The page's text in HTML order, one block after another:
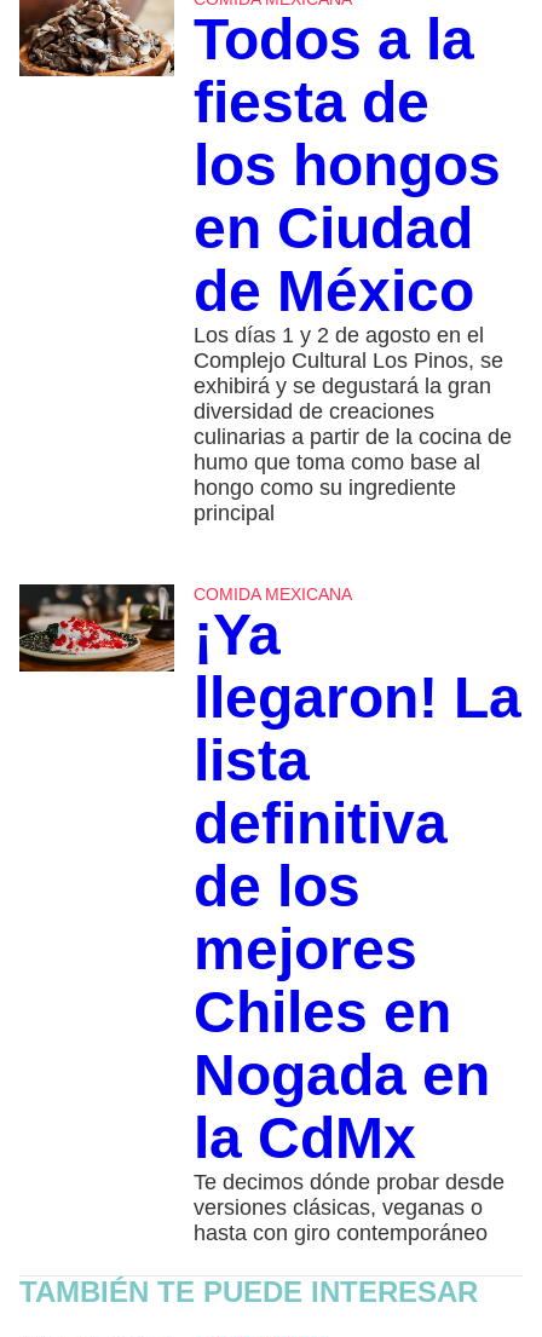
Todos a la
fiesta de
los hongos
en Ciudad
de México
Los días 1 y 2 de agosto en el
Complejo Cultural Los Pinos, se
exhibirá y se degustará la gran
diversidad de creaciones
culinarias a partir de la cocina de
humo que toma como base al
hongo como su ingrediente
principal
COMIDA MEXICANA
¡Ya
llegaron! La
lista
definitiva
de los
mejores
Chiles en
Nogada en
la CdMx
Te decimos dónde probar desde
versiones clásicas, veganas o
hasta con giro contemporáneo
TAMBIÉN TE PUEDE INTERESAR